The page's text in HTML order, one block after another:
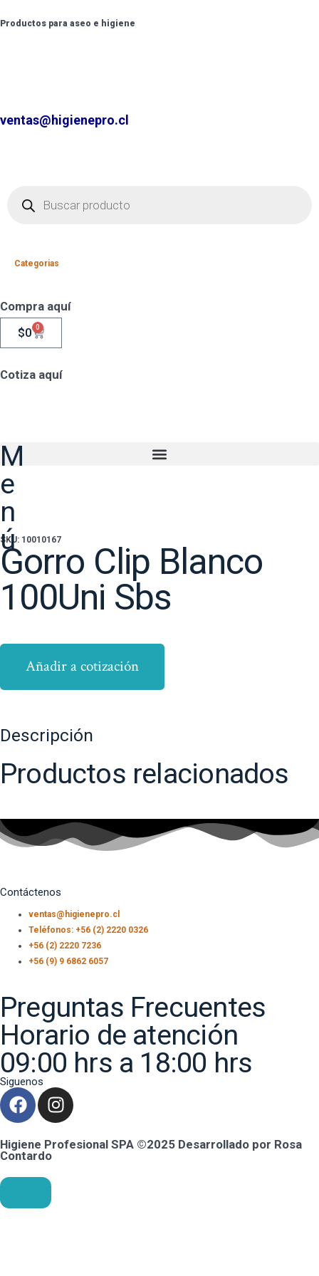
Productos para aseo e higiene
ventas@higienepro.cl
Categorias
Compra aquí
$0 0
Cotiza aquí
M
e
n
ú
SKU: 10010167
Gorro Clip Blanco
100Uni Sbs
Añadir a cotización
Descripción
Productos relacionados
Contáctenos
ventas@higienepro.cl
Teléfonos: +56 (2) 2220 0326
+56 (2) 2220 7236
+56 (9) 9 6862 6057
Preguntas Frecuentes
Horario de atención
09:00 hrs a 18:00 hrs
Siguenos
Higiene Profesional SPA ©2025 Desarrollado por Rosa
Contardo